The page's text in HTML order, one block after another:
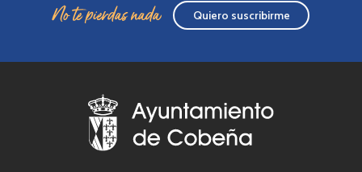
No te pierdas nada Quiero suscribirme